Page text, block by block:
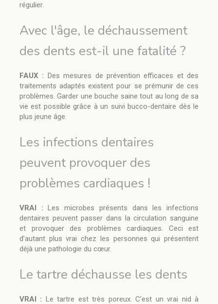
régulier.
Avec l'âge, le déchaussement
des dents est-il une fatalité ?
FAUX : Des mesures de prévention efficaces et des
traitements adaptés existent pour se prémunir de ces
problèmes. Garder une bouche saine tout au long de sa
vie est possible grâce à un suivi bucco-dentaire dès le
plus jeune âge.
Les infections dentaires
peuvent provoquer des
problèmes cardiaques !
VRAI : Les microbes présents dans les infections
dentaires peuvent passer dans la circulation sanguine
et provoquer des problèmes cardiaques. Ceci est
d’autant plus vrai chez les personnes qui présentent
déjà une pathologie du cœur.
Le tartre déchausse les dents
VRAI : Le tartre est très poreux. C’est un vrai nid à